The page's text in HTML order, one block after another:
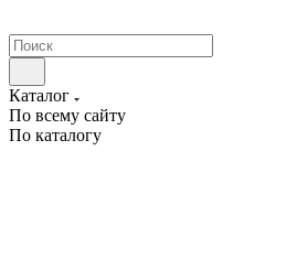
Каталог
По всему сайту
По каталогу